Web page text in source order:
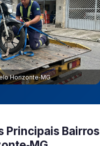
Horizonte‑MG
Principais Bairros